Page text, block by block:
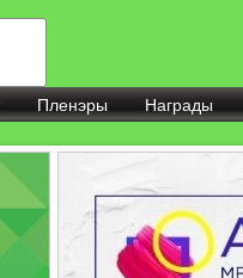
Пленэры Награды